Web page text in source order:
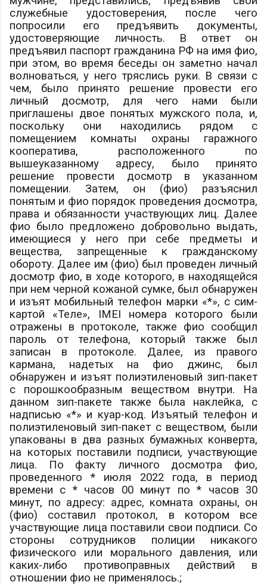
служебные удостоверения, после чего
попросили его предъявить документы,
удостоверяющие личность. В ответ он
предъявил паспорт гражданина РФ на имя фио,
при этом, во время беседы он заметно начал
волноваться, у него тряслись руки. В связи с
чем, было принято решение провести его
личный досмотр, для чего нами были
приглашены двое понятых мужского пола, и,
поскольку они находились рядом с
помещением комнаты охраны гаражного
кооператива, расположенного по
вышеуказанному адресу, было принято
решение провести досмотр в указанном
помещении. Затем, он (фио) разъяснил
понятым и фио порядок проведения досмотра,
права и обязанности участвующих лиц. Далее
фио было предложено добровольно выдать,
имеющиеся у него при себе предметы и
вещества, запрещенные к гражданскому
обороту. Далее им (фио) был проведен личный
досмотр фио, в ходе которого, в находящейся
при нем черной кожаной сумке, был обнаружен
и изъят мобильный телефон марки «*», с сим-
картой «Теле», IMEI номера которого были
отражены в протоколе, также фио сообщил
пароль от телефона, который также был
записан в протоколе. Далее, из правого
кармана, надетых на фио джинс, был
обнаружен и изъят полиэтиленовый зип-пакет
с порошкообразным веществом внутри. На
данном зип-пакете также была наклейка, с
надписью «*» и куар-код. Изъятый телефон и
полиэтиленовый зип-пакет с веществом, были
упакованы в два разных бумажных конверта,
на которых поставили подписи, участвующие
лица. По факту личного досмотра фио,
проведенного * июля 2022 года, в период
времени с * часов 00 минут по * часов 30
минут, по адресу: адрес, комната охраны, он
(фио) составил протокол, в котором все
участвующие лица поставили свои подписи. Со
стороны сотрудников полиции никакого
физического или морального давления, или
каких-либо противоправных действий в
отношении фио не применялось.;